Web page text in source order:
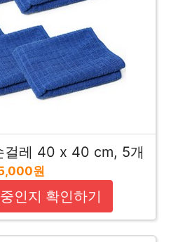
걸레 40 x 40 cm, 5개
원
인지 확인하기